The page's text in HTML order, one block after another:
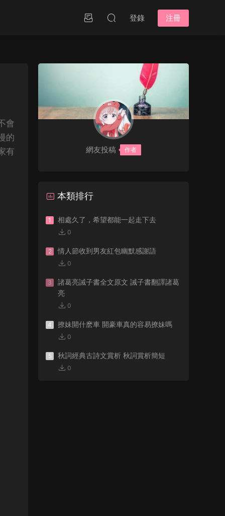
登錄 注冊
會
的
有
網友投稿 作者
本類排行
1 相處久了，希望都能一起走下去
0
2 情人節收到男友紅包幽默感謝語
0
3
諸葛亮誡子書全文原文 誡子書翻譯諸葛
亮
0
4 撩妹開什麽車 開豪車真的容易撩妹嗎
0
5 秋詞經典古詩文賞析 秋詞賞析簡短
0